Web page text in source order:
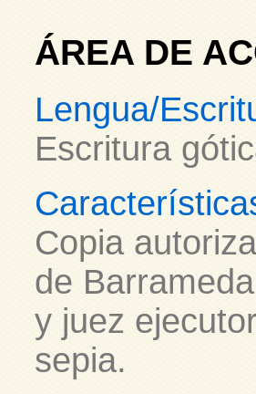
ÁREA DE
Lengua/
Escritura
Copia
de
y juez
sepia.